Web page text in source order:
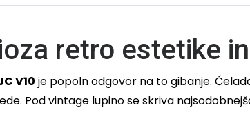
retro estetike
V10 je popoln odgovor na to gibanje.
Pod vintage lupino se skriva